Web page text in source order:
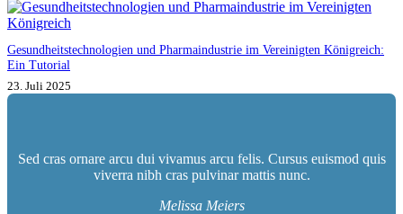
Gesundheitstechnologien und Pharmaindustrie im Vereinigten Königreich:
Ein Tutorial
23. Juli 2025
Sed cras ornare arcu dui vivamus arcu felis. Cursus euismod quis
viverra nibh cras pulvinar mattis nunc.
Melissa Meiers